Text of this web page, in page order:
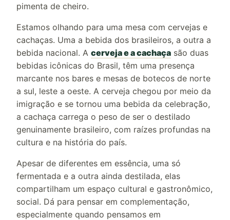
pimenta de cheiro.
Estamos olhando para uma mesa com cervejas e
cachaças. Uma a bebida dos brasileiros, a outra a
bebida nacional. A cerveja e a cachaça são duas
bebidas icônicas do Brasil, têm uma presença
marcante nos bares e mesas de botecos de norte
a sul, leste a oeste. A cerveja chegou por meio da
imigração e se tornou uma bebida da celebração,
a cachaça carrega o peso de ser o destilado
genuinamente brasileiro, com raízes profundas na
cultura e na história do país.
Apesar de diferentes em essência, uma só
fermentada e a outra ainda destilada, elas
compartilham um espaço cultural e gastronômico,
social. Dá para pensar em complementação,
especialmente quando pensamos em